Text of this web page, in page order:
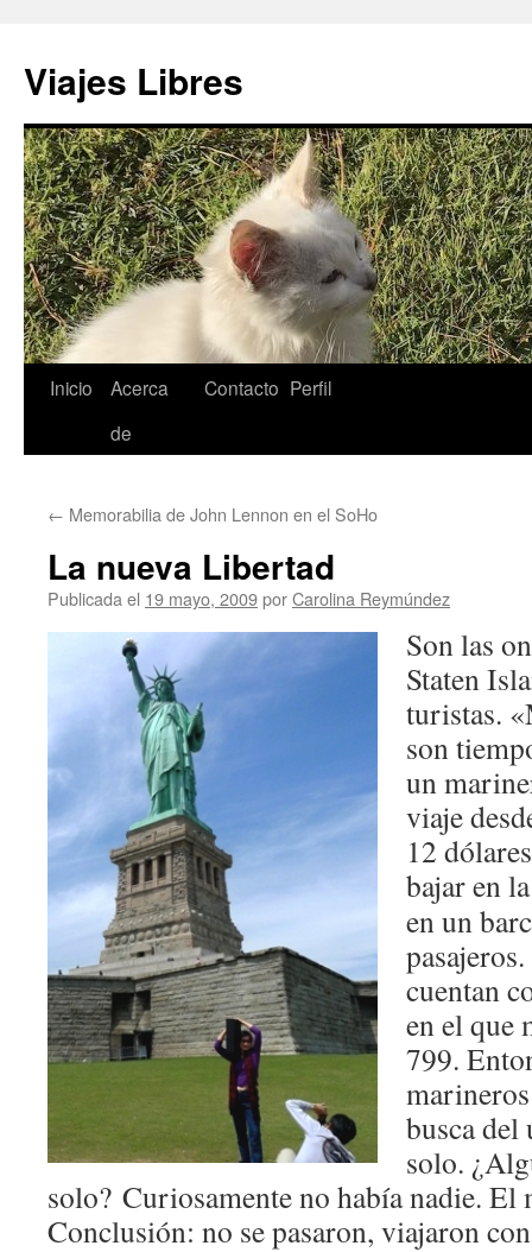
contenido
Viajes Libres
Inicio
Acerca
de
Contacto Perfil
← Memorabilia de John Lennon en el SoHo
La nueva Libertad
Publicada el 19 mayo, 2009porCarolina Reymúndez
Son las
Staten
turistas.
son
un
viaje
12
bajar en
en un
cuentan
en el que
799.
busca
solo.
solo? Curiosamente no había nadie. El
Conclusión: no se pasaron, viajaron